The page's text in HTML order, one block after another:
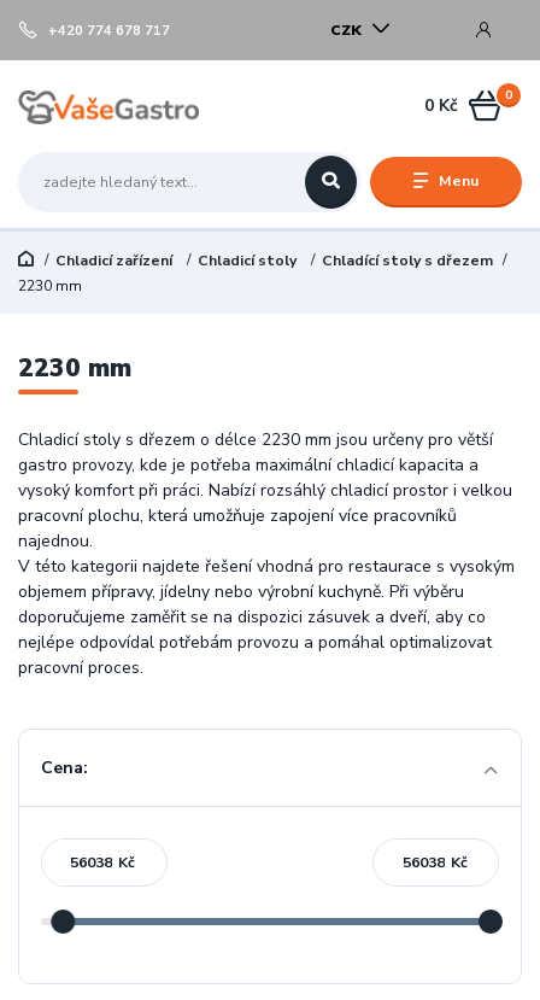
Menu
CZK
+420 774 678 717
0
0 Kč
Chladicí zařízení Chladicí stoly
Chladící stoly s dřezem
2230 mm
2230 mm
Chladicí stoly s dřezem o délce 2230 mm jsou určeny pro větší
gastro provozy, kde je potřeba maximální chladicí kapacita a
vysoký komfort při práci. Nabízí rozsáhlý chladicí prostor i velkou
pracovní plochu, která umožňuje zapojení více pracovníků
najednou.
V této kategorii najdete řešení vhodná pro restaurace s vysokým
objemem přípravy, jídelny nebo výrobní kuchyně. Při výběru
doporučujeme zaměřit se na dispozici zásuvek a dveří, aby co
nejlépe odpovídal potřebám provozu a pomáhal optimalizovat
pracovní proces.
Cena:
Kč Kč